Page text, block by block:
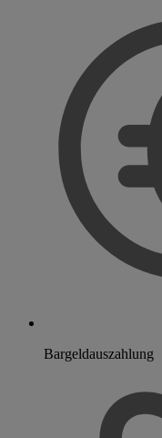
Bargeldauszahlung